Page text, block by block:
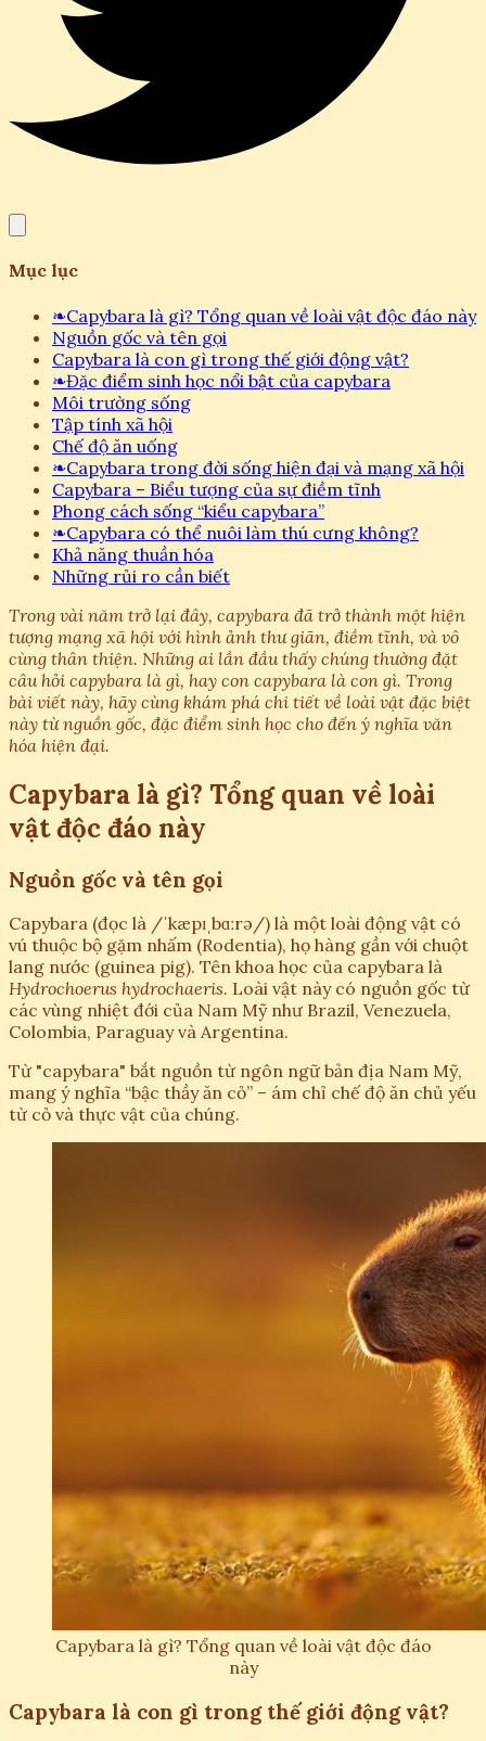
Mục lục
❧Capybara là gì? Tổng quan về loài vật độc đáo này
Nguồn gốc và tên gọi
Capybara là con gì trong thế giới động vật?
❧Đặc điểm sinh học nổi bật của capybara
Môi trường sống
Tập tính xã hội
Chế độ ăn uống
❧Capybara trong đời sống hiện đại và mạng xã hội
Capybara – Biểu tượng của sự điềm tĩnh
Phong cách sống “kiểu capybara”
❧Capybara có thể nuôi làm thú cưng không?
Khả năng thuần hóa
Những rủi ro cần biết
Trong vài năm trở lại đây, capybara đã trở thành một hiện
tượng mạng xã hội với hình ảnh thư giãn, điềm tĩnh, và vô
cùng thân thiện. Những ai lần đầu thấy chúng thường đặt
câu hỏi capybara là gì, hay con capybara là con gì. Trong
bài viết này, hãy cùng khám phá chi tiết về loài vật đặc biệt
này từ nguồn gốc, đặc điểm sinh học cho đến ý nghĩa văn
hóa hiện đại.
Capybara là gì? Tổng quan về loài
vật độc đáo này
Nguồn gốc và tên gọi
Capybara (đọc là /ˈkæpɪˌbɑːrə/) là một loài động vật có
vú thuộc bộ gặm nhấm (Rodentia), họ hàng gần với chuột
lang nước (guinea pig). Tên khoa học của capybara là
Hydrochoerus hydrochaeris. Loài vật này có nguồn gốc từ
các vùng nhiệt đới của Nam Mỹ như Brazil, Venezuela,
Colombia, Paraguay và Argentina.
Từ "capybara" bắt nguồn từ ngôn ngữ bản địa Nam Mỹ,
mang ý nghĩa “bậc thầy ăn cỏ” – ám chỉ chế độ ăn chủ yếu
từ cỏ và thực vật của chúng.
Capybara là gì? Tổng quan về loài vật độc đáo
này
Capybara là con gì trong thế giới động vật?